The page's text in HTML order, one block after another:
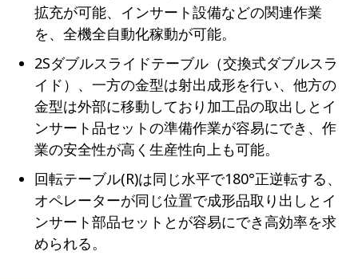
拡充が可能、インサート設備などの関連作業
を、全機全自動化稼動が可能。
2Sダブルスライドテーブル（交換式ダブルスラ
イド）、一方の金型は射出成形を行い、他方の
金型は外部に移動しており加工品の取出しとイ
ンサート品セットの準備作業が容易にでき、作
業の安全性が高く生産性向上も可能。
回転テーブル(R)は同じ水平で180°正逆転する、
オペレーターが同じ位置で成形品取り出しとイ
ンサート部品セットとが容易にでき高効率を求
められる。